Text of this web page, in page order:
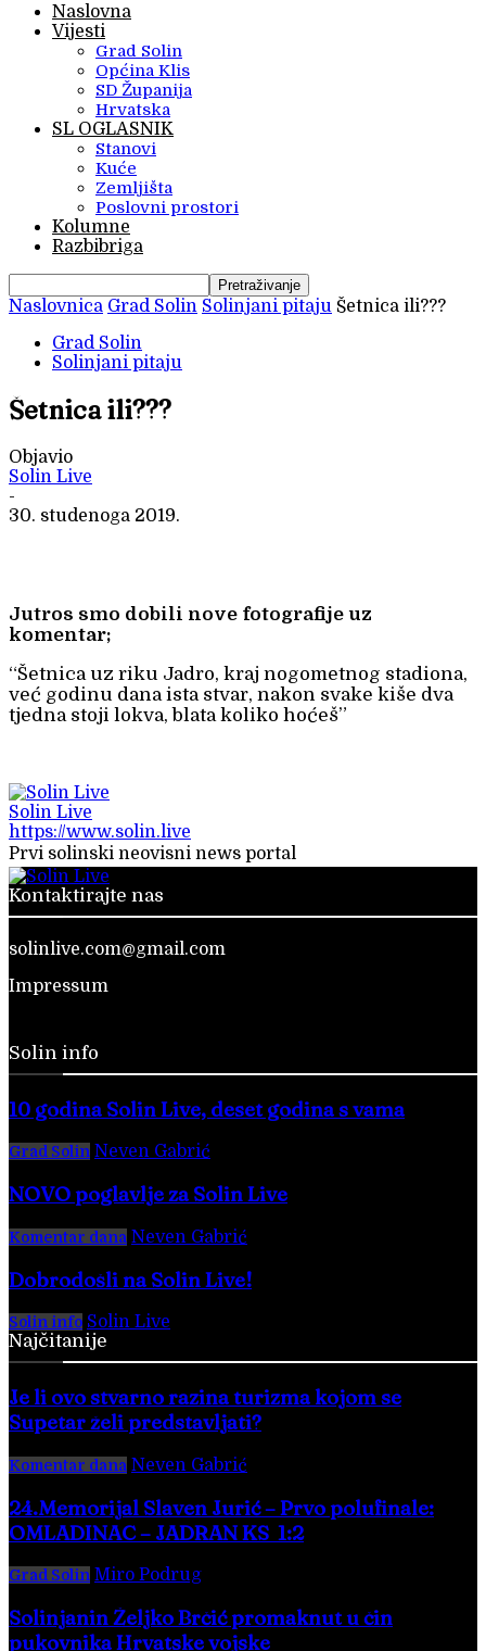
Naslovna
Vijesti
Grad Solin
Općina Klis
SD Županija
Hrvatska
SL OGLASNIK
Stanovi
Kuće
Zemljišta
Poslovni prostori
Kolumne
Razbibriga
Naslovnica Grad Solin Solinjani pitaju Šetnica ili???
Grad Solin
Solinjani pitaju
Šetnica ili???
Objavio
Solin Live
-
30. studenoga 2019.
Jutros smo dobili nove fotografije uz
komentar;
“Šetnica uz riku Jadro, kraj nogometnog stadiona,
već godinu dana ista stvar, nakon svake kiše dva
tjedna stoji lokva, blata koliko hoćeš”
Solin Live
https://www.solin.live
Prvi solinski neovisni news portal
Kontaktirajte nas
solinlive.com@gmail.com
Impressum
Solin info
10 godina Solin Live, deset godina s vama
Grad Solin Neven Gabrić
NOVO poglavlje za Solin Live
Komentar dana Neven Gabrić
Dobrodošli na Solin Live!
Solin info Solin Live
Najčitanije
Je li ovo stvarno razina turizma kojom se
Supetar želi predstavljati?
Komentar dana Neven Gabrić
24.Memorijal Slaven Jurić – Prvo polufinale:
OMLADINAC – JADRAN KS 1:2
Grad Solin Miro Podrug
Solinjanin Željko Brčić promaknut u čin
pukovnika Hrvatske vojske